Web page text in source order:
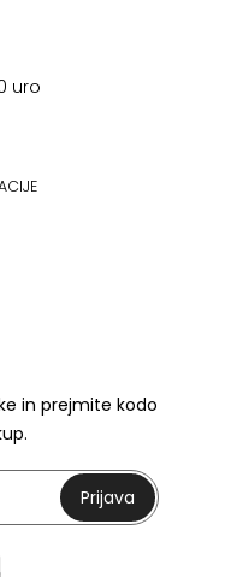
uro
in prejmite kodo
Prijava